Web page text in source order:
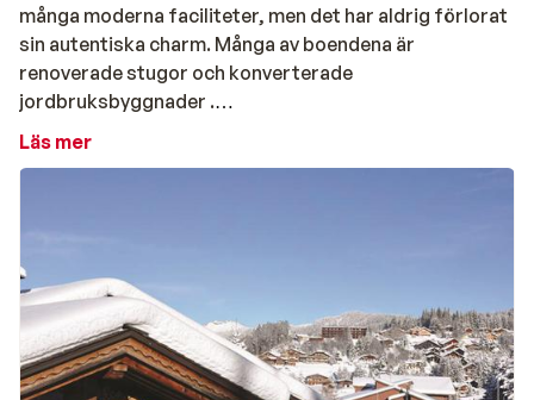
många moderna faciliteter, men det har aldrig förlorat
sin autentiska charm. Många av boendena är
renoverade stugor och konverterade
jordbruksbyggnader .
begränsat. Istället finns något verkligen speciellt att
göra när solen går ner. Nämligen kvällsskidåkning i Les
Timalets pisten! Les Carroz d'Araches är en varm, lugn
by, med anslutning till en av Frankrikes finaste skidorter.
Läs mer